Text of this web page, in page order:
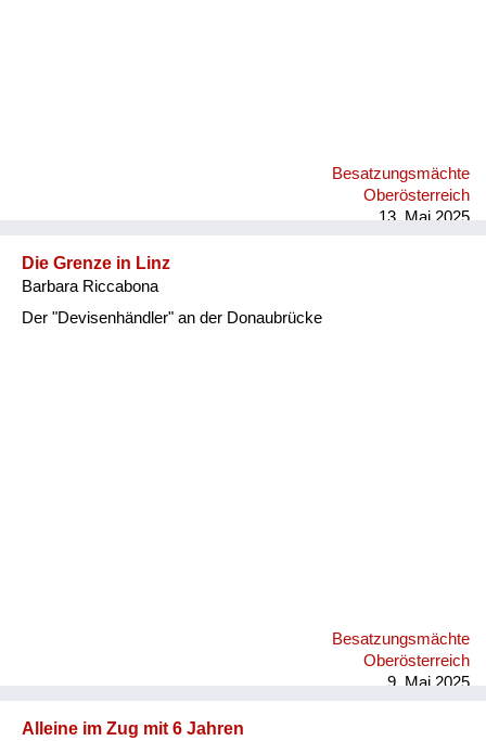
Besatzungsmächte
Oberösterreich
13. Mai 2025
Die Grenze in Linz
Barbara Riccabona
Der "Devisenhändler" an der Donaubrücke
Besatzungsmächte
Oberösterreich
9. Mai 2025
Alleine im Zug mit 6 Jahren